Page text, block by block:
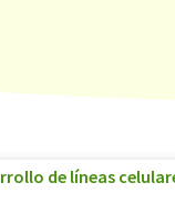
de líneas